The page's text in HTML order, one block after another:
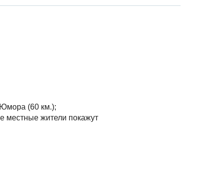
(60 км.);
местные жители покажут
карельские постройки;